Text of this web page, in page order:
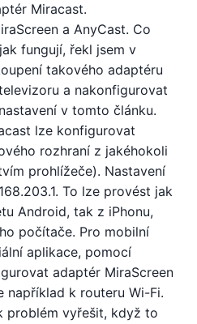
Miracast.
a AnyCast. Co
fungují, řekl jsem v
takového adaptéru
a nakonfigurovat
v tomto článku.
lze konfigurovat
rozhraní z jakéhokoli
prohlížeče). Nastavení
To lze provést jak
Android, tak z iPhonu,
počítače. Pro mobilní
aplikace, pomocí
adaptér MiraScreen
například k routeru Wi-Fi.
problém vyřešit, když to